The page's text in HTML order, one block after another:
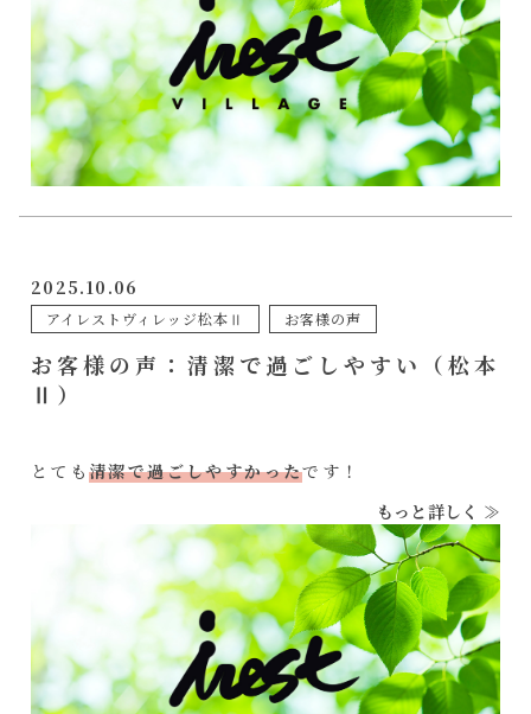
2025.10.06
アイレストヴィレッジ松本Ⅱ お客様の声
お客様の声：清潔で過ごしやすい（松本
Ⅱ）
とても清潔で過ごしやすかったです！
もっと詳しく ≫